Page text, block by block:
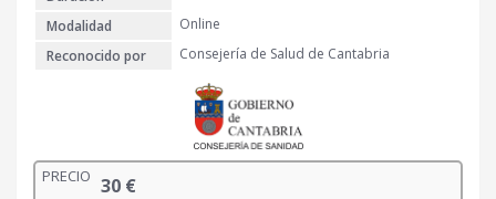
Modalidad
Online
Reconocido por
Consejería de Salud de Cantabria
PRECIO 30 €